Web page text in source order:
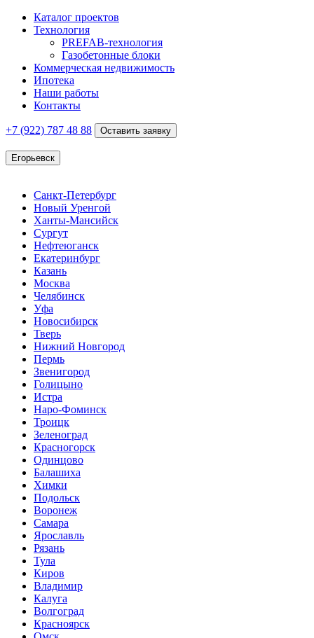
Каталог проектов
Технология
PREFAB-технология
Газобетонные блоки
Коммерческая недвижимость
Ипотека
Наши работы
Контакты
+7 (922) 787 48 88 Оставить заявку
Егорьевск
Санкт-Петербург
Новый Уренгой
Ханты-Мансийск
Сургут
Нефтеюганск
Екатеринбург
Казань
Москва
Челябинск
Уфа
Новосибирск
Тверь
Нижний Новгород
Пермь
Звенигород
Голицыно
Истра
Наро-Фоминск
Троицк
Зеленоград
Красногорск
Одинцово
Балашиха
Химки
Подольск
Воронеж
Самара
Ярославль
Рязань
Тула
Киров
Владимир
Калуга
Волгоград
Красноярск